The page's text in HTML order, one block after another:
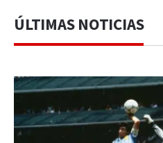
ÚLTIMAS NOTICIAS